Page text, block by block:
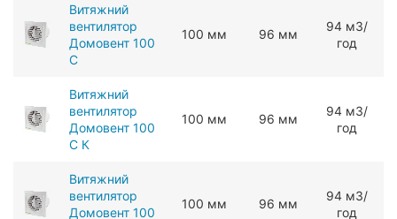
Витяжний
вентилятор
Домовент 100
С
100 мм 96 мм
94 мЗ/
год
Витяжний
вентилятор
Домовент 100
С К
100 мм 96 мм
94 мЗ/
год
Витяжний
вентилятор
Домовент 100
100 мм 96 мм
94 мЗ/
год